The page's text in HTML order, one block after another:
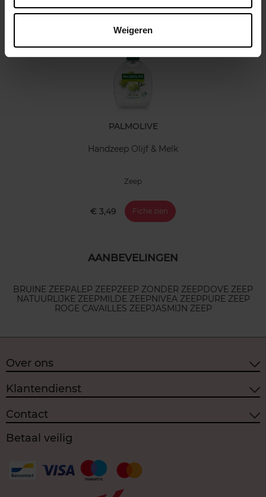
Weigeren
Nog iets vergeten ?
PALMOLIVE
Handzeep Olijf & Melk
Zeep
€ 3,49 Fiche zien
AANBEVELINGEN
BRUINE ZEEPALEP ZEEPZEEP ZONDER ZEEPDOVE ZEEP
NATUURLIJKE ZEEPMILDE ZEEPNIVEA ZEEPPURE ZEEP
ROGE CAVAILLES ZEEPJASMIJN ZEEP
Over ons
Klantendienst
Contact
Betaal veilig